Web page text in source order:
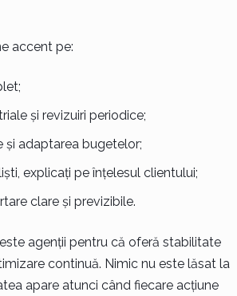
accent pe:
și revizuiri periodice;
și adaptarea bugetelor;
explicați pe înțelesul clientului;
clare și previzibile.
agenții pentru că oferă stabilitate
continuă. Nimic nu este lăsat la
apare atunci când fiecare acțiune